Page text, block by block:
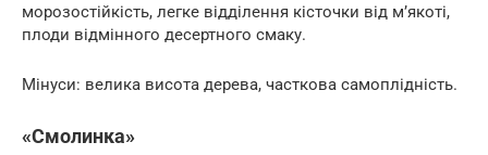
морозостійкість, легке відділення кісточки від м’якоті,
плоди відмінного десертного смаку.
Мінуси: велика висота дерева, часткова самоплідність.
«Смолинка»